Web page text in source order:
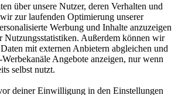
über unsere Nutzer, deren Verhalten und
zur laufenden Optimierung unserer
Werbung und Inhalte anzuzeigen
Nutzungsstatistiken. Außerdem können wir
mit externen Anbietern abgleichen und
Angebote anzeigen, nur wenn
selbst nutzt.
deiner Einwilligung in den Einstellungen